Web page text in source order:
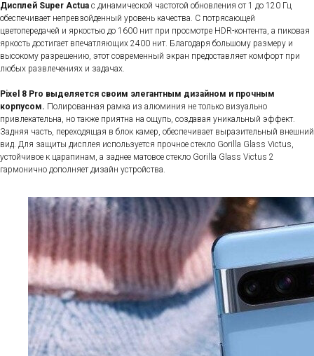
Дисплей Super Actua с динамической частотой обновления от 1 до 120 Гц
обеспечивает непревзойденный уровень качества. С потрясающей
цветопередачей и яркостью до 1600 нит при просмотре HDR-контента, а пиковая
яркость достигает впечатляющих 2400 нит. Благодаря большому размеру и
высокому разрешению, этот современный экран предоставляет комфорт при
любых развлечениях и задачах.
Pixel 8 Pro выделяется своим элегантным дизайном и прочным
корпусом. Полированная рамка из алюминия не только визуально
привлекательна, но также приятна на ощупь, создавая уникальный эффект.
Задняя часть, переходящая в блок камер, обеспечивает выразительный внешний
вид. Для защиты дисплея используется прочное стекло Gorilla Glass Victus,
устойчивое к царапинам, а заднее матовое стекло Gorilla Glass Victus 2
гармонично дополняет дизайн устройства.